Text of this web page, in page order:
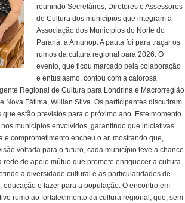
reunindo Secretários, Diretores e Assessores
de Cultura dos municípios que integram a
Associação dos Municípios do Norte do
Paraná, a Amunop. A pauta foi para traçar os
rumos da cultura regional para 2026. O
evento, que ficou marcado pela colaboração
e entusiasmo, contou com a calorosa
Regional de Cultura para Londrina e Macrorregião
Nova Fátima, Willian Silva. Os participantes discutiram
estão previstos para o próximo ano. Este momento
municípios envolvidos, garantindo que iniciativas
comprometimento encheu o ar, mostrando que,
voltada para o futuro, cada município teve a chance
de apoio mútuo que promete enriquecer a cultura
a diversidade cultural e as particularidades de
e lazer para a população. O encontro em
rumo ao fortalecimento da cultura regional, que, sem